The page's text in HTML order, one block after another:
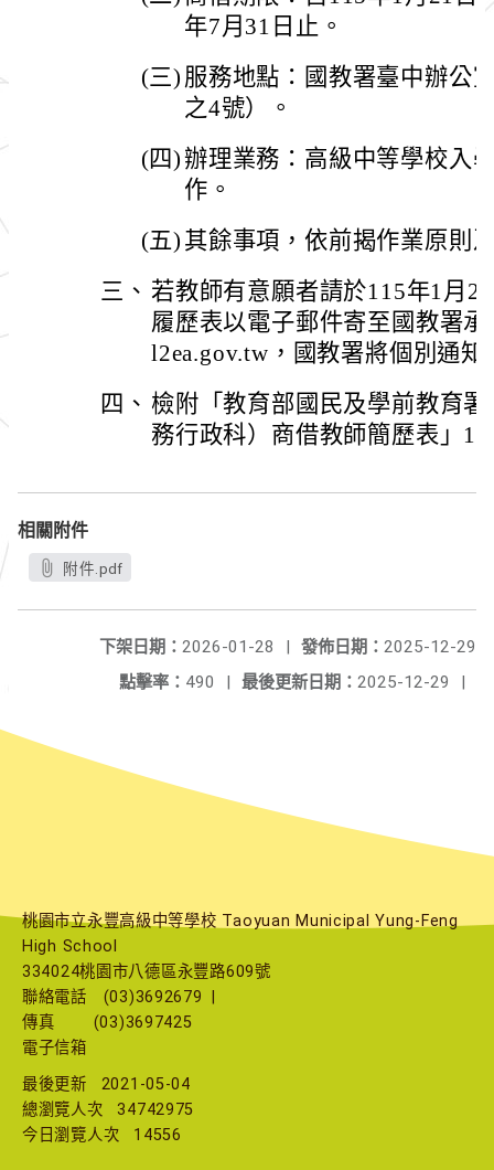
年7月31日止。
(三) 服務地點：國教署臺中辦公
之4號）。
(四)辦理業務：高級中等學校入
作。
(五) 其餘事項，依前揭作業原則
三、 若教師有意願者請於115年1月2
履歷表以電子郵件寄至國教署
l2ea.gov.tw，國教署將個別通知
四、 檢附「教育部國民及學前教育
務行政科）商借教師簡歷表」1
相關附件
附件.pdf
發佈日期： 2025-12-29
下架日期： 2026-01-28
|
最後更新日期： 2025-12-29 |
點擊率： 490 |
桃園市立永豐高級中等學校 Taoyuan Municipal Yung-Feng
High School
334024桃園市八德區永豐路609號
聯絡電話
(03)3692679
傳真
(03)3697425
電子信箱
最後更新
2021-05-04
總瀏覽人次
34742975
今日瀏覽人次
14556